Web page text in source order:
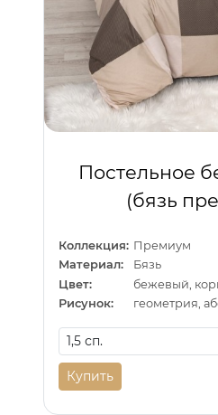
Постельное
(бязь
Коллекция: Премиум
Материал:
Бязь
Цвет:
бежевый,
Рисунок:
геометрия,
Купить